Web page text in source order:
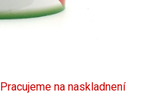
Pracujeme na naskladnení